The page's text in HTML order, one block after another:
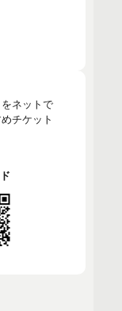
ネットで
チケット